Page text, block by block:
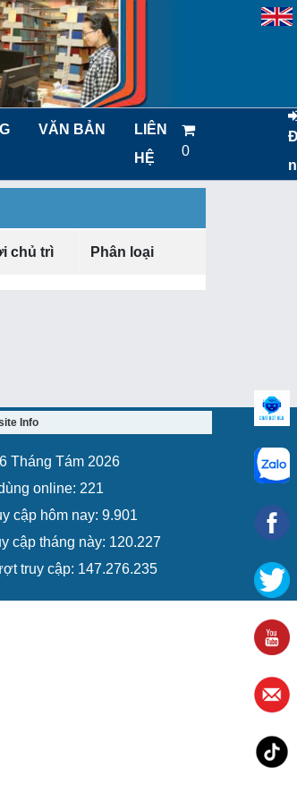
VĂN BẢN
LIÊN
HỆ
0
chủ trì Phân loại
Info
Tháng Tám 2026
online: 221
cập hôm nay: 9.901
cập tháng này: 120.227
truy cập: 147.276.235